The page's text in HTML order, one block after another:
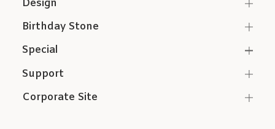
Support
Corporate Site
Design
Birthday Stone
Special